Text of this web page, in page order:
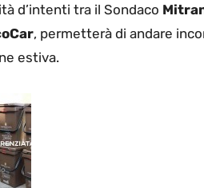
d’intenti tra il Sondaco
, permetterà di andare
estiva.